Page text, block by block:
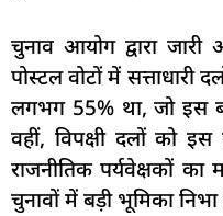
चुनाव आयोग द्वारा
पोस्टल वोटों में
लगभग 55% था, जो इस
वहीं, विपक्षी दलों को
राजनीतिक पर्यवेक्षकों
चुनावों में बड़ी भूमिका